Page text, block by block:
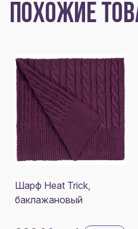
ПОХОЖИЕ
Шарф Heat Trick,
баклажановый